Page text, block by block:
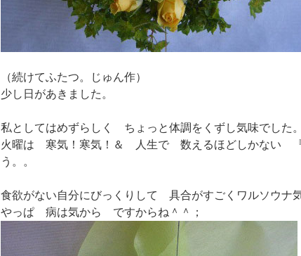
（続けてふたつ。じゅん作）
少し日があきました。
私としてはめずらしく ちょっと体調をくずし気味でした。
火曜は 寒気！寒気！＆ 人生で 数えるほどしかない 『
う。。
食欲がない自分にびっくりして 具合がすごくワルソウナ
やっぱ 病は気から ですからね＾＾；